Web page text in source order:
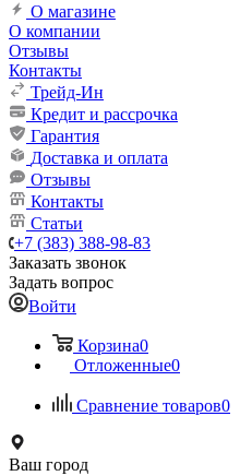
О магазине
О компании
Отзывы
Контакты
Трейд-Ин
Кредит и рассрочка
Гарантия
Доставка и оплата
Отзывы
Контакты
Статьи
+7 (383) 388-98-83
Заказать звонок
Задать вопрос
Войти
Корзина0
Отложенные0
Сравнение товаров0
Ваш город